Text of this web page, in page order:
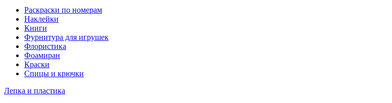
Раскраски по номерам
Наклейки
Книги
Фурнитура для игрушек
Флористика
Фоамиран
Краски
Спицы и крючки
Лепка и пластика